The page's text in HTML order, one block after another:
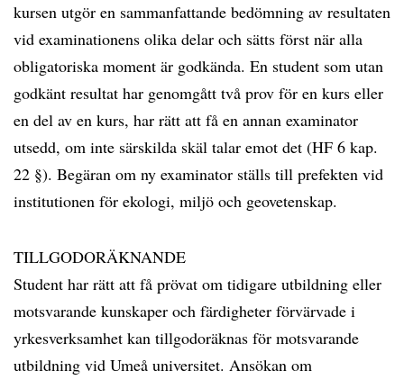
kursen utgör en sammanfattande bedömning av resultaten
vid examinationens olika delar och sätts först när alla
obligatoriska moment är godkända. En student som utan
godkänt resultat har genomgått två prov för en kurs eller
en del av en kurs, har rätt att få en annan examinator
utsedd, om inte särskilda skäl talar emot det (HF 6 kap.
22 §). Begäran om ny examinator ställs till prefekten vid
institutionen för ekologi, miljö och geovetenskap.
TILLGODORÄKNANDE
Student har rätt att få prövat om tidigare utbildning eller
motsvarande kunskaper och färdigheter förvärvade i
yrkesverksamhet kan tillgodoräknas för motsvarande
utbildning vid Umeå universitet. Ansökan om